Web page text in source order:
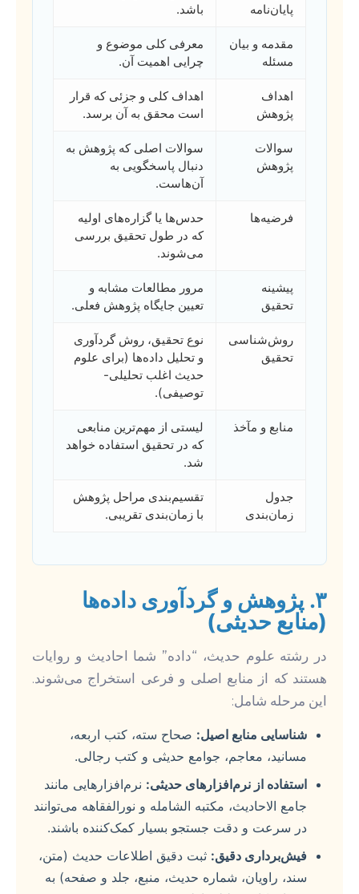
پایان‌نامه
باشد.
مقدمه و بیان
مسئله
معرفی کلی موضوع و
چرایی اهمیت آن.
اهداف
پژوهش
اهداف کلی و جزئی که قرار
است محقق به آن برسد.
سوالات
پژوهش
سوالات اصلی که پژوهش به
دنبال پاسخگویی به
آن‌هاست.
فرضیه‌ها
حدس‌ها یا گزاره‌های اولیه
که در طول تحقیق بررسی
می‌شوند.
پیشینه
تحقیق
مرور مطالعات مشابه و
تعیین جایگاه پژوهش فعلی.
روش‌شناسی
تحقیق
نوع تحقیق، روش گردآوری
و تحلیل داده‌ها (برای علوم
حدیث اغلب تحلیلی-
توصیفی).
منابع و مآخذ
لیستی از مهم‌ترین منابعی
که در تحقیق استفاده خواهد
شد.
جدول
زمان‌بندی
تقسیم‌بندی مراحل پژوهش
با زمان‌بندی تقریبی.
۳. پژوهش و گردآوری داده‌ها
(منابع حدیثی)
در رشته علوم حدیث، “داده” شما احادیث و روایات
هستند که از منابع اصلی و فرعی استخراج می‌شوند.
این مرحله شامل:
شناسایی منابع اصیل: صحاح سته، کتب اربعه،
مسانید، معاجم، جوامع حدیثی و کتب رجالی.
استفاده از نرم‌افزارهای حدیثی: نرم‌افزارهایی مانند
جامع الاحادیث، مکتبه الشامله و نورالفقاهه می‌توانند
در سرعت و دقت جستجو بسیار کمک‌کننده باشند.
فیش‌برداری دقیق: ثبت دقیق اطلاعات حدیث (متن،
سند، راویان، شماره حدیث، منبع، جلد و صفحه) به